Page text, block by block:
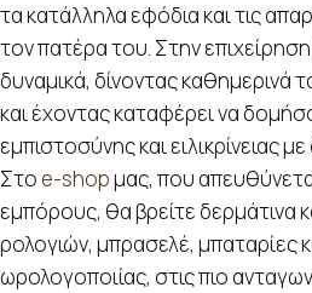
τα κατάλληλα εφόδια και τις
τον πατέρα του. Στην
δυναμικά, δίνοντας καθημερινά
και έχοντας καταφέρει να
εμπιστοσύνης και ειλικρίνειας
Στο e-shopμας, που
εμπόρους, θα βρείτε δερμάτινα
ρολογιών, μπρασελέ, μπαταρίες
ωρολογοποιίας, στις πιο